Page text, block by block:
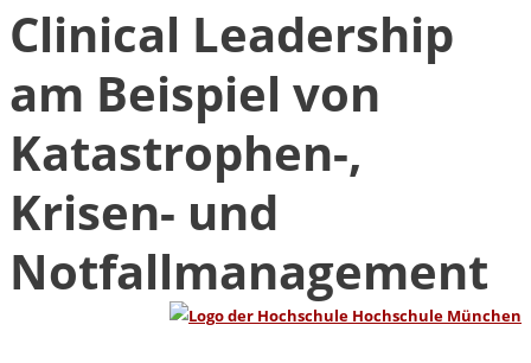
Clinical Leadership
am Beispiel von
Katastrophen-,
Krisen- und
Notfallmanagement